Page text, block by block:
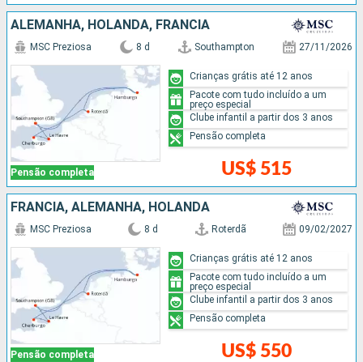
ALEMANHA, HOLANDA, FRANCIA
Pensão completa
MSC Preziosa 8 d Southampton 27/11/2026
US$ 515
Crianças grátis até 12 anos
Pacote com tudo incluído a um
preço especial
Clube infantil a partir dos 3 anos
Pensão completa
FRANCIA, ALEMANHA, HOLANDA
Pensão completa
MSC Preziosa 8 d Roterdã 09/02/2027
US$ 550
Crianças grátis até 12 anos
Pacote com tudo incluído a um
preço especial
Clube infantil a partir dos 3 anos
Pensão completa